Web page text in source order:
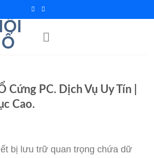
Cứng PC. Dịch Vụ Uy Tín |
Cao.
bị lưu trữ quan trọng chứa dữ